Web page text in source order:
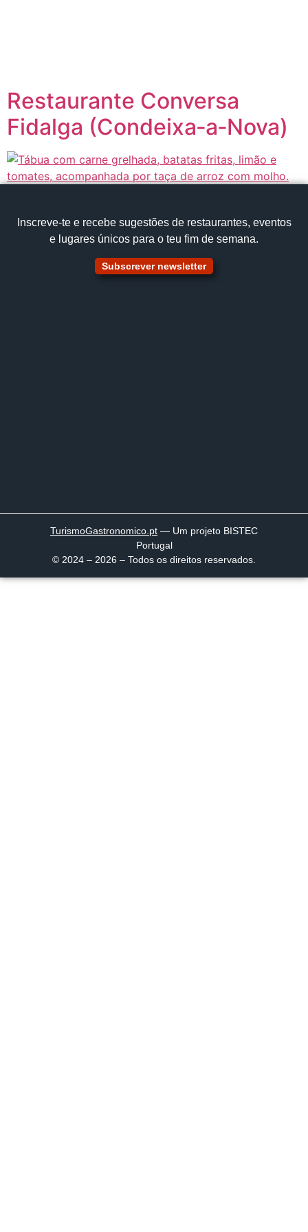
Restaurante Conversa
Fidalga (Condeixa‑a‑Nova)
Inscreve‑te e recebe sugestões de restaurantes, eventos
e lugares únicos para o teu fim de semana.
Subscrever newsletter
TurismoGastronomico .pt — Um projeto BISTEC
Portugal
© 2024 – 2026 – Todos os direitos reservados.